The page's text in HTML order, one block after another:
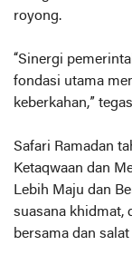
royong.
“Sinergi
fondasi utama
keberkahan,”
Safari Ramadan
Ketaqwaan dan
Lebih Maju dan
suasana khidmat,
bersama dan